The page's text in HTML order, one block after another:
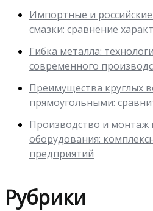
Импортные и
смазки: сравнение
Гибка металла:
современного
Преимущества круглых
прямоугольными:
Производство и монтаж
оборудования:
предприятий
Рубрики